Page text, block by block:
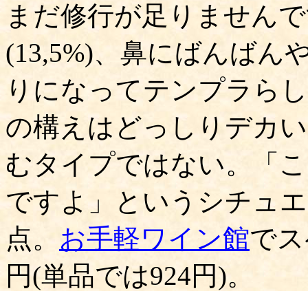
まだ修行が足りません
(13,5%)、鼻にばんばん
りになってテンプラら
の構えはどっしりデカ
むタイプではない。「
ですよ」というシチュ
点。 お手軽ワイン館で
円(単品では924円)。